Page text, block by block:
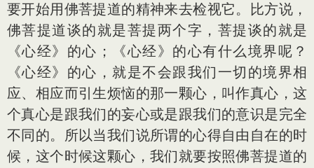
要开始用佛菩提道的精神来去检视它。比方说，
佛菩提道谈的就是菩提两个字，菩提谈的就是
《心经》的心；《心经》的心有什么境界呢？
《心经》的心，就是不会跟我们一切的境界相
应、相应而引生烦恼的那一颗心，叫作真心，这
个真心是跟我们的妄心或是跟我们的意识是完全
不同的。所以当我们说所谓的心得自由自在的时
候，这个时候这颗心，我们就要按照佛菩提道的